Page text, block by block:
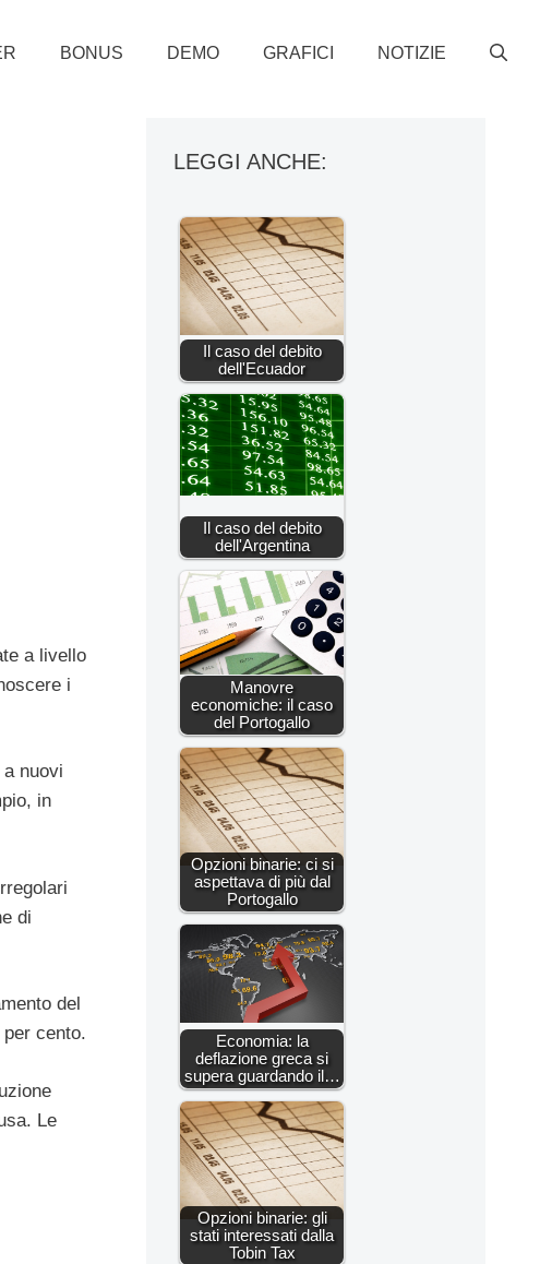
BONUS DEMO GRAFICI NOTIZIE
a livello
i
nuovi
in
di
del
cento.
Le
LEGGI ANCHE:
Il caso del debito
dell'Ecuador
Il caso del debito
dell'Argentina
Manovre
economiche: il caso
del Portogallo
Opzioni binarie: ci si
aspettava di più dal
Portogallo
Economia: la
deflazione greca si
supera guardando il…
Opzioni binarie: gli
stati interessati dalla
Tobin Tax